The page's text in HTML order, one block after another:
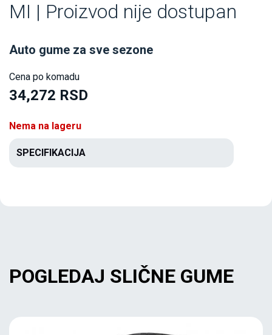
MI | Proizvod nije dostupan
Auto gume za sve sezone
Cena po komadu
34,272 RSD
Nema na lageru
SPECIFIKACIJA
POGLEDAJ SLIČNE GUME